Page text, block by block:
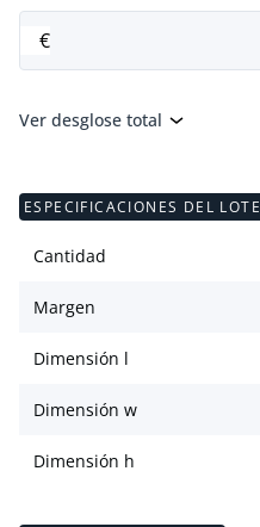
€
Ver desglose total
ESPECIFICACIONES DEL LOTE
Cantidad
Margen
Dimensión l
Dimensión w
Dimensión h